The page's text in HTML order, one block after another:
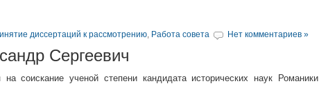
диссертаций к рассмотрению, Работа совета Нет комментариев »
Сергеевич
на соискание ученой степени кандидата исторических наук Романики